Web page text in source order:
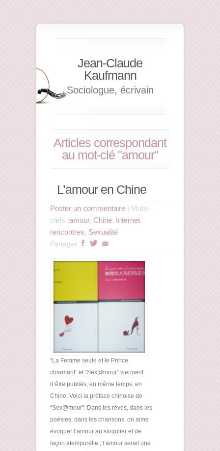
Jean-Claude
Kaufmann
Sociologue, écrivain
Articles correspondant
au mot-clé "amour"
L’amour en Chine
Poster un commentaire | Mots-
clefs :amour, Chine, Internet,
rencontres, Sexualité
Partager
“La Femme seule et le Prince
charmant” et “Sex@mour” viennent
d’être publiés, en même temps, en
Chine. Voici la préface chinoise de
“Sex@mour”: Dans les rêves, dans les
poésies, dans les chansons, on aime
évoquer l’amour au singulier et de
façon atemporelle ; l’amour serait une